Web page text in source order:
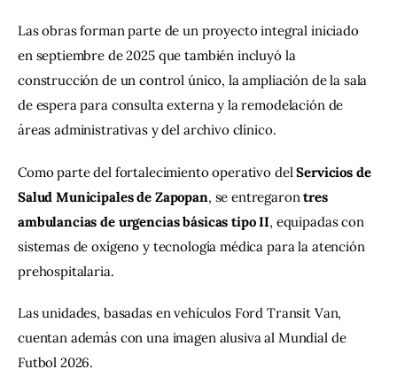
Las obras forman parte de un proyecto integral iniciado
en septiembre de 2025 que también incluyó la
construcción de un control único, la ampliación de la sala
de espera para consulta externa y la remodelación de
áreas administrativas y del archivo clínico.
Como parte del fortalecimiento operativo del Servicios de
Salud Municipales de Zapopan, se entregaron tres
ambulancias de urgencias básicas tipo II, equipadas con
sistemas de oxígeno y tecnología médica para la atención
prehospitalaria.
Las unidades, basadas en vehículos Ford Transit Van,
cuentan además con una imagen alusiva al Mundial de
Futbol 2026.